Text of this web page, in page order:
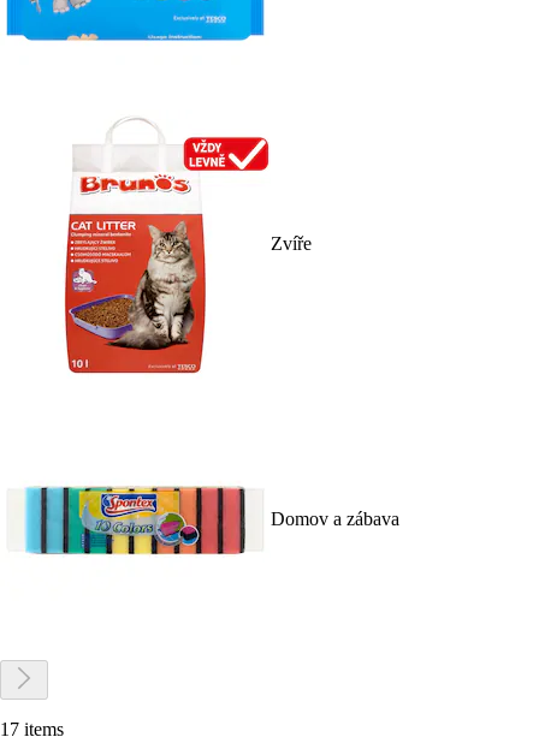
Zvíře
Domov a zábava
17 items